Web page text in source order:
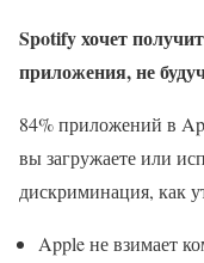
Spotify хочет
приложения, не
84% приложений в
вы загружаете или
дискриминация, как
Apple не взимает